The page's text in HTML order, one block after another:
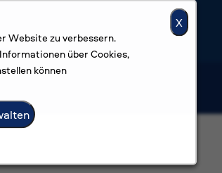
X
Website zu verbessern.
über Cookies,
können